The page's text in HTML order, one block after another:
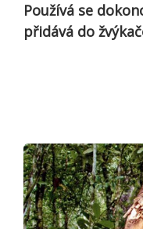
Používá se
přidává do